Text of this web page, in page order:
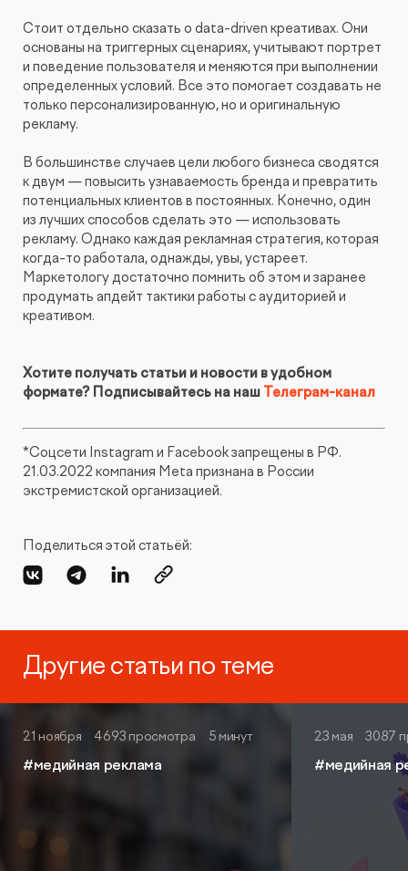
Стоит отдельно сказать о data-driven креативах. Они
основаны на триггерных сценариях, учитывают портрет
и поведение пользователя и меняются при выполнении
определенных условий. Все это помогает создавать не
только персонализированную, но и оригинальную
рекламу.
В большинстве случаев цели любого бизнеса сводятся
к двум — повысить узнаваемость бренда и превратить
потенциальных клиентов в постоянных. Конечно, один
из лучших способов сделать это — использовать
рекламу. Однако каждая рекламная стратегия, которая
когда-то работала, однажды, увы, устареет.
Маркетологу достаточно помнить об этом и заранее
продумать апдейт тактики работы с аудиторией и
креативом.
Хотите получать статьи и новости в удобном
формате? Подписывайтесь на наш Телеграм-канал
*Соцсети Instagram и Facebook запрещены в РФ.
21.03.2022 компания Meta признана в России
экстремистской организацией.
Поделиться этой статьёй:
Другие статьи по теме
21 ноября 4693 просмотра 5 минут
#медийная реклама
23 мая 3087
#медийная